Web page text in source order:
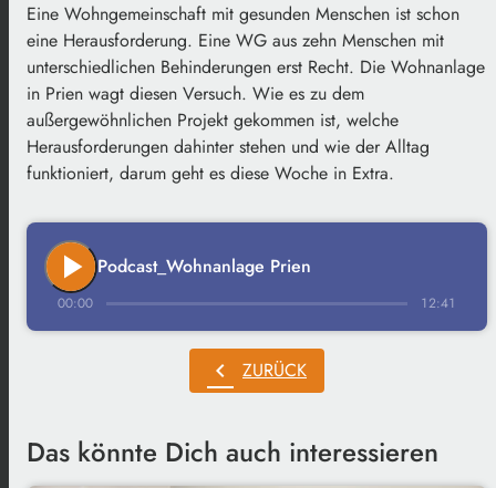
Eine Wohngemeinschaft mit gesunden Menschen ist schon
eine Herausforderung. Eine WG aus zehn Menschen mit
unterschiedlichen Behinderungen erst Recht. Die Wohnanlage
in Prien wagt diesen Versuch. Wie es zu dem
außergewöhnlichen Projekt gekommen ist, welche
Herausforderungen dahinter stehen und wie der Alltag
funktioniert, darum geht es diese Woche in Extra.
play_arrow Podcast_Wohnanlage Prien
00:00 12:41
chevron_left ZURÜCK
Das könnte Dich auch interessieren